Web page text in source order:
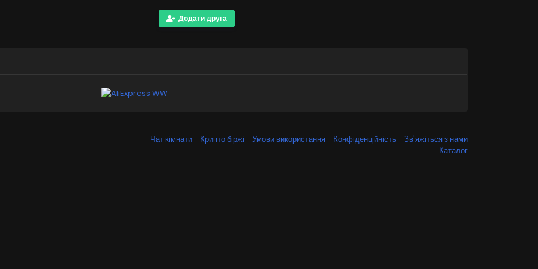
Додати друга
Чат кімнати Крипто біржі Умови використання Конфіденційність
Зв'яжіться з нами
Каталог